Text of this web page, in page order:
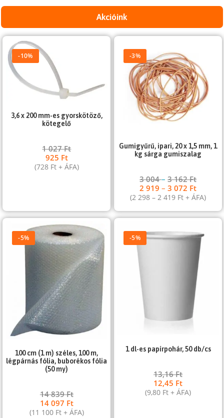
Akcióink
-10%
3,6 x 200 mm-es gyorskötöző,
kötegelő
1 027Ft
925 Ft
(728 Ft+ ÁFA)
-3%
Gumigyűrű, ipari, 20 x 1,5 mm, 1
kg sárga gumiszalag
3 004–3 162Ft
2 919–3 072 Ft
(2 298–2 419 Ft + ÁFA)
-5%
100 cm (1 m) széles, 100 m,
légpárnás fólia, buborékos fólia
(50 my)
14 839Ft
14 097 Ft
(11 100 Ft+ ÁFA)
-5%
1 dl-es papírpohár, 50 db/cs
13,16Ft
12,45 Ft
(9,80 Ft + ÁFA)